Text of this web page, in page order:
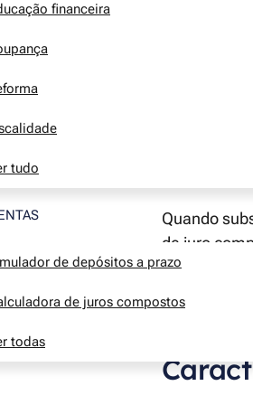
financeira
tudo
de depósitos a prazo
de juros compostos
todas
Quando
de juro
estarás a